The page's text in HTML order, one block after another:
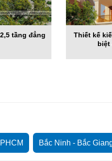
tầng đẳng
Thiết kế
biệt
Bắc Ninh - Bắc